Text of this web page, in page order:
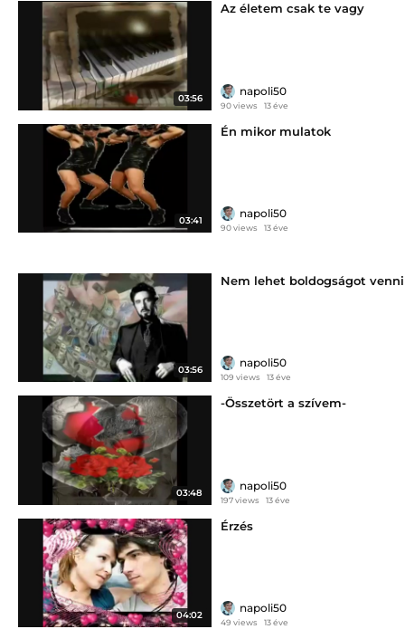
03:56
Az életem csak te vagy
napoli50
90 views 13 éve
03:41
Én mikor mulatok
napoli50
90 views 13 éve
03:56
Nem lehet boldogságot venni
napoli50
109 views 13 éve
03:48
-Összetört a szívem-
napoli50
197 views 13 éve
04:02
Érzés
napoli50
49 views 13 éve